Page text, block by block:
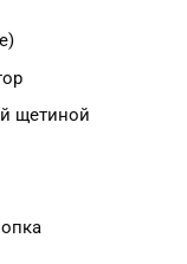
щетиной